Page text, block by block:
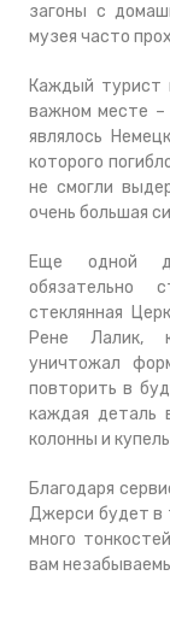
загоны с
музея часто
Каждый турист
важном месте –
являлось
которого
не смогли
очень большая
Еще одной
обязательно
стеклянная
Рене Лалик,
уничтожал
повторить в
каждая деталь
колонны и
Благодаря
Джерси будет в
много
вам